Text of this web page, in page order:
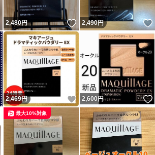
いいね！
2,480円 いいね！
2,490円
いいね！
2,469円 いいね！
2,600 円
最大10%対象